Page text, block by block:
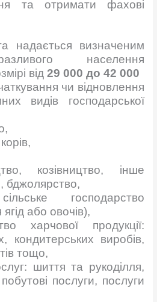
та отримати фахові
надається визначеним
населення
від29 000 до 42 000
чи відновлення
видів господарської
козівництво, інше
бджолярство,
господарство
або овочів),
харчової продукції:
кондитерських виробів,
тощо,
шиття та рукоділля,
послуги, послуги